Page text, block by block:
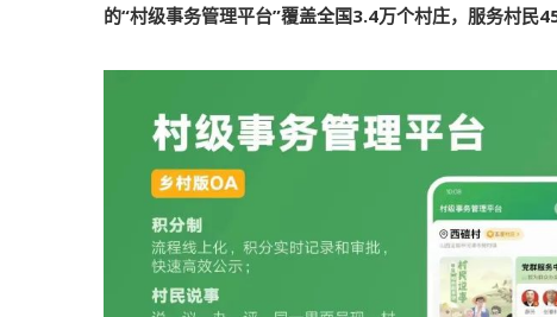
的“村级事务管理平台”覆盖全国3.4万个村庄，服务村民